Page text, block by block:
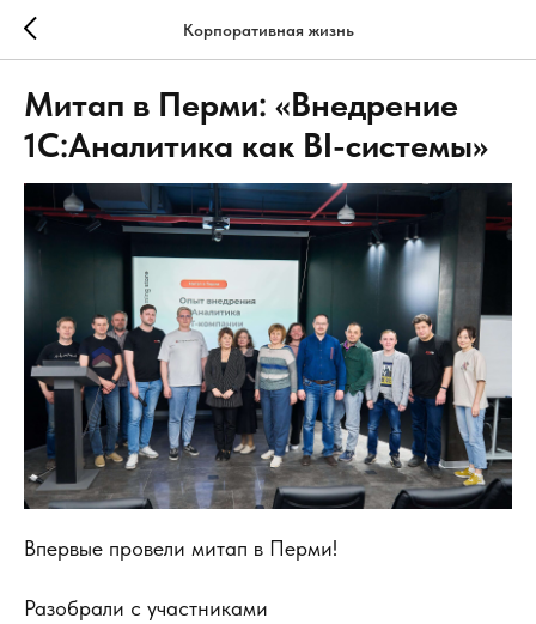
Корпоративная жизнь
Митап в Перми: «Внедрение
1С:Аналитика как BI-системы»
Впервые провели митап в Перми!
Разобрали с участниками